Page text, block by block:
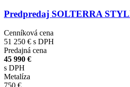
Predpredaj SOLTERRA
Cenníková cena
51 250 € s DPH
Predajná cena
45 990 €
s DPH
Metalíza
750 €